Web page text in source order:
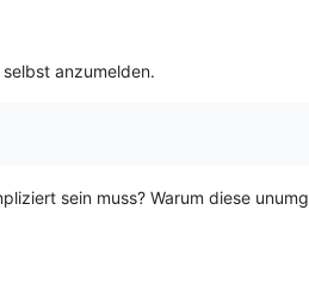
anzumelden.
sein muss? Warum diese